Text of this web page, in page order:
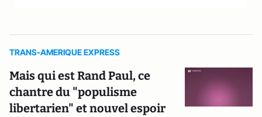
TRANS-AMERIQUE EXPRESS
Mais qui est Rand Paul, ce
chantre du "populisme
libertarien" et nouvel espoir